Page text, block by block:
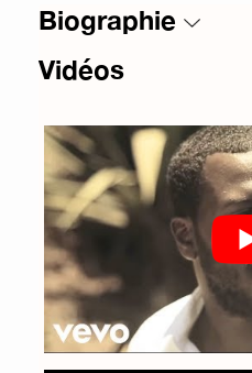
Biographie
Vidéos